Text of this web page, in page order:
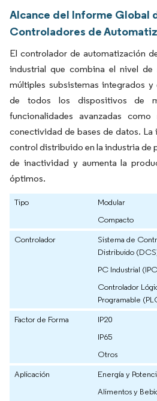
Alcance del Informe Global
Controladores de
El controlador de automatización
industrial que combina el nivel
múltiples subsistemas integrados
de todos los dispositivos de
funcionalidades avanzadas
conectividad de bases de datos. La
control distribuido en la industria de
de inactividad y aumenta la
óptimos.
Tipo
Modular
Compacto
Controlador
Sistema de
Distribuido
PC Industrial
Controlador
Programable
Factor de Forma
IP20
IP65
Otros
Aplicación
Energía y
Alimentos y